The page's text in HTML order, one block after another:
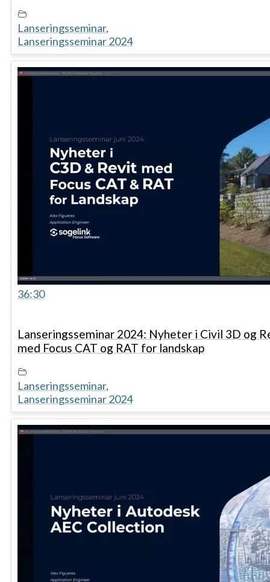
Lanseringsseminar,
Lanseringsseminar 2024
36:30
Lanseringsseminar 2024: Nyheter i Civil 3D og
med Focus CAT og RAT for landskap
Lanseringsseminar,
Lanseringsseminar 2024